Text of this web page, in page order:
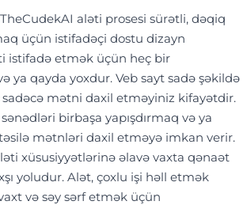
TheCudekAI aləti prosesi sürətli, dəqiq
üçün istifadəçi dostu dizayn
istifadə etmək üçün heç bir
ya qayda yoxdur. Veb sayt sadə şəkildə
mətni daxil etməyiniz kifayətdir.
birbaşa yapışdırmaq və ya
mətnləri daxil etməyə imkan verir.
xüsusiyyətlərinə əlavə vaxta qənaət
yoludur. Alət, çoxlu işi həll etmək
və səy sərf etmək üçün